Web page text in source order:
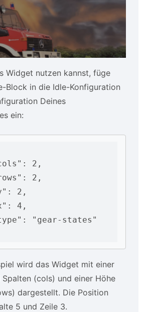
Widget nutzen kannst, füge
Block in die Idle-Konfiguration
Deines
ein:
wird das Widget mit einer
(cols) und einer Höhe
dargestellt. Die Position
5 und Zeile 3.